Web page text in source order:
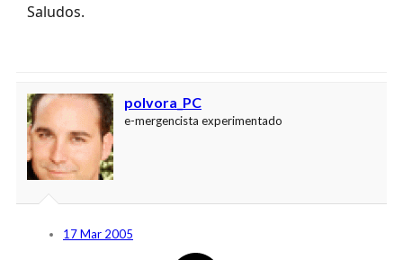
Saludos.
polvora_PC
e-mergencista experimentado
17 Mar 2005